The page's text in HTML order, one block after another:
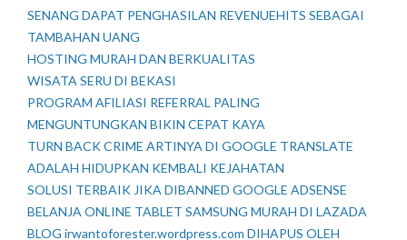
SENANG DAPAT PENGHASILAN REVENUEHITS SEBAGAI
TAMBAHAN UANG
HOSTING MURAH DAN BERKUALITAS
WISATA SERU DI BEKASI
PROGRAM AFILIASI REFERRAL PALING
MENGUNTUNGKAN BIKIN CEPAT KAYA
TURN BACK CRIME ARTINYA DI GOOGLE TRANSLATE
ADALAH HIDUPKAN KEMBALI KEJAHATAN
SOLUSI TERBAIK JIKA DIBANNED GOOGLE ADSENSE
BELANJA ONLINE TABLET SAMSUNG MURAH DI LAZADA
BLOG irwantoforester.wordpress.com DIHAPUS OLEH